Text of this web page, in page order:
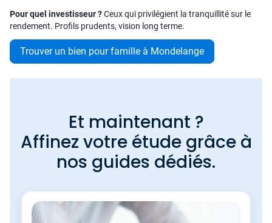
Pour quel investisseur ?Ceux qui privilégient la tranquillité sur le
rendement. Profils prudents, vision long terme.
Trouver un bien pour famille à Mondelange
Et maintenant ?
Affinez votre étude grâce à
nos guides dédiés.